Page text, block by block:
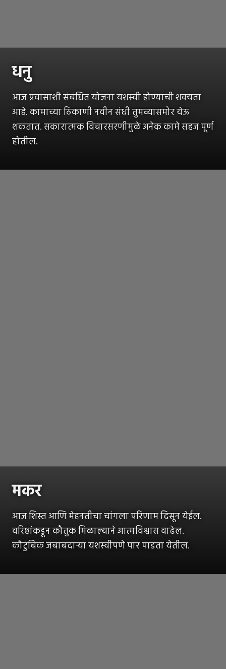
धनु
आज प्रवासाशी संबंधित योजना यशस्वी होण्याची शक्यता
आहे. कामाच्या ठिकाणी नवीन संधी तुमच्यासमोर येऊ
शकतात. सकारात्मक विचारसरणीमुळे अनेक कामे सहज पूर्ण
होतील.
मकर
आज शिस्त आणि मेहनतीचा चांगला परिणाम दिसून येईल.
वरिष्ठांकडून कौतुक मिळाल्याने आत्मविश्वास वाढेल.
कौटुंबिक जबाबदाऱ्या यशस्वीपणे पार पाडता येतील.